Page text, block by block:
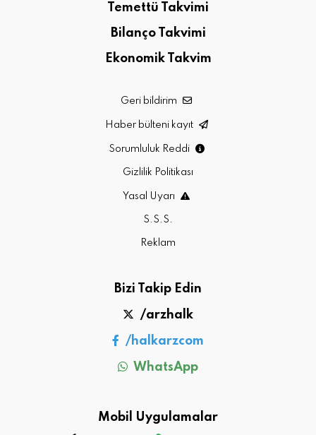
Temettü Takvimi
Bilanço Takvimi
Ekonomik Takvim
Geri bildirim
Haber bülteni kayıt
Sorumluluk Reddi
Gizlilik Politikası
Yasal Uyarı
S.S.S.
Reklam
Bizi Takip Edin
/arzhalk
/halkarzcom
WhatsApp
Mobil Uygulamalar